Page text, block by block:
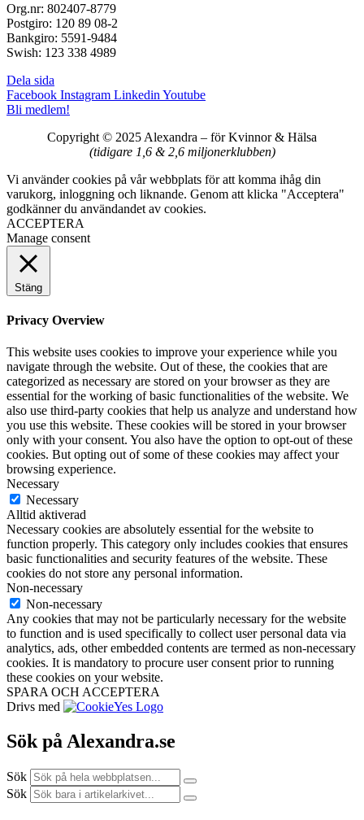
Org.nr: 802407-8779
Postgiro: 120 89 08-2
Bankgiro: 5591-9484
Swish: 123 338 4989
Dela sida
Facebook Instagram Linkedin Youtube
Bli medlem!
Copyright © 2025 Alexandra – för Kvinnor & Hälsa
(tidigare 1,6 & 2,6 miljonerklubben)
Vi använder cookies på vår webbplats för att komma ihåg din
varukorg, inloggning och liknande. Genom att klicka "Acceptera"
godkänner du användandet av cookies.
ACCEPTERA
Manage consent
Stäng
Privacy Overview
This website uses cookies to improve your experience while you
navigate through the website. Out of these, the cookies that are
categorized as necessary are stored on your browser as they are
essential for the working of basic functionalities of the website. We
also use third-party cookies that help us analyze and understand how
you use this website. These cookies will be stored in your browser
only with your consent. You also have the option to opt-out of these
cookies. But opting out of some of these cookies may affect your
browsing experience.
Necessary
Necessary
Alltid aktiverad
Necessary cookies are absolutely essential for the website to
function properly. This category only includes cookies that ensures
basic functionalities and security features of the website. These
cookies do not store any personal information.
Non-necessary
Non-necessary
Any cookies that may not be particularly necessary for the website
to function and is used specifically to collect user personal data via
analytics, ads, other embedded contents are termed as non-necessary
cookies. It is mandatory to procure user consent prior to running
these cookies on your website.
SPARA OCH ACCEPTERA
Drivs med
Sök på Alexandra.se
Sök
Sök